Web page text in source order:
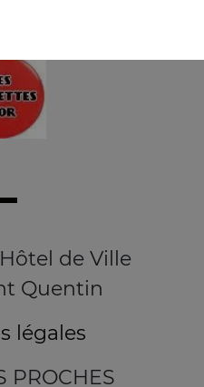
de Ville
Quentin
légales
PROCHES